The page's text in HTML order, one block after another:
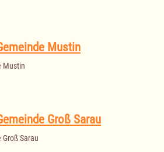
Mustin
Mustin
Groß Sarau
Sarau